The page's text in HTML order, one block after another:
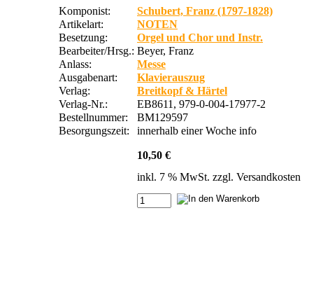
Komponist:
Schubert, Franz (1797-1828)
Artikelart:
NOTEN
Besetzung:
Orgel und Chor und Instr.
Bearbeiter/Hrsg.: Beyer, Franz
Anlass:
Messe
Ausgabenart:
Klavierauszug
Verlag:
Breitkopf & Härtel
Verlag-Nr.:
EB8611, 979-0-004-17977-2
Bestellnummer:
BM129597
Besorgungszeit:
innerhalb einer Woche info
10,50 €
inkl. 7 % MwSt. zzgl. Versandkosten